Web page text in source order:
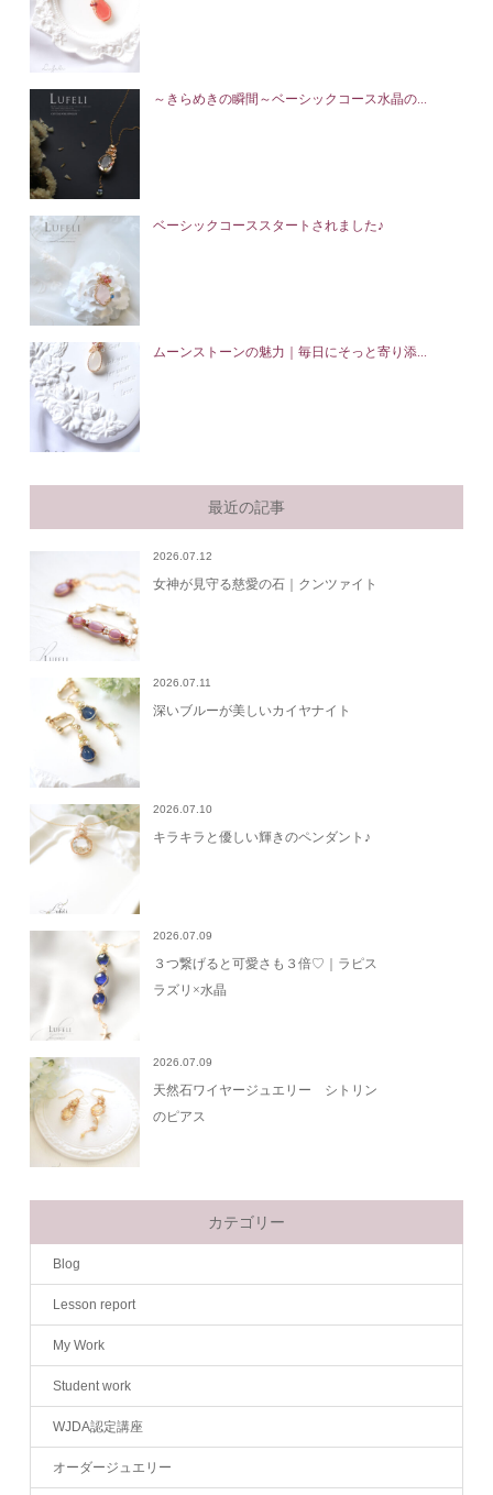
～きらめきの瞬間～ベーシックコース水晶の...
ベーシックコーススタートされました♪
ムーンストーンの魅力｜毎日にそっと寄り添...
最近の記事
2026.07.12
女神が見守る慈愛の石｜クンツァイト
2026.07.11
深いブルーが美しいカイヤナイト
2026.07.10
キラキラと優しい輝きのペンダント♪
2026.07.09
３つ繋げると可愛さも３倍♡｜ラピス
ラズリ×水晶
2026.07.09
天然石ワイヤージュエリー シトリン
のピアス
カテゴリー
Blog
Lesson report
My Work
Student work
WJDA認定講座
オーダージュエリー